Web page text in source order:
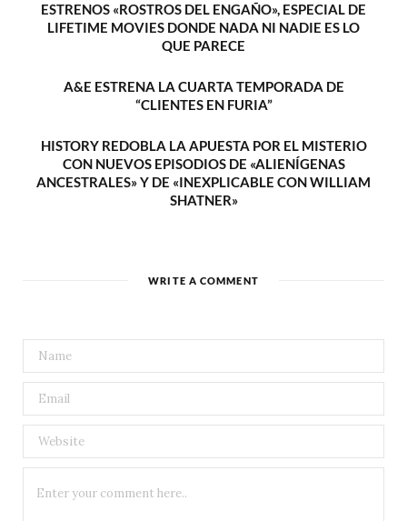
ESTRENOS «ROSTROS DEL ENGAÑO», ESPECIAL DE
LIFETIME MOVIES DONDE NADA NI NADIE ES LO
QUE PARECE
A&E ESTRENA LA CUARTA TEMPORADA DE
“CLIENTES EN FURIA”
HISTORY REDOBLA LA APUESTA POR EL MISTERIO
CON NUEVOS EPISODIOS DE «ALIENÍGENAS
ANCESTRALES» Y DE «INEXPLICABLE CON WILLIAM
SHATNER»
WRITE A COMMENT